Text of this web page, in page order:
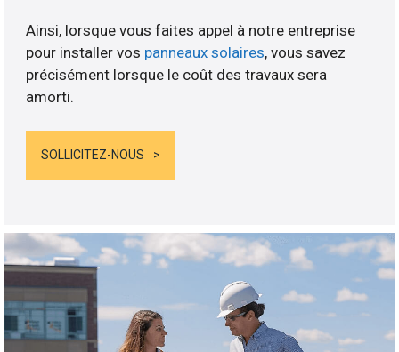
Ainsi, lorsque vous faites appel à notre entreprise
pour installer vos panneaux solaires, vous savez
précisément lorsque le coût des travaux sera
amorti.
SOLLICITEZ-NOUS